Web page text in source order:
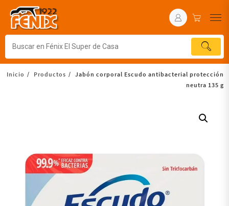
Inicio Productos
Jabón corporal Escudo antibacterial protección
neutra 135 g